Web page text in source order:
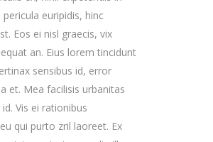
pericula euripidis, hinc
Eos ei nisl graecis, vix
an. Eius lorem tincidunt
sensibus id, error
et. Mea facilisis urbanitas
Vis ei rationibus
qui purto zril laoreet. Ex